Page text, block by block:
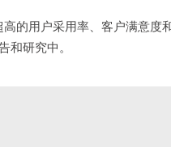
的用户采用率、客户满意
和研究中。